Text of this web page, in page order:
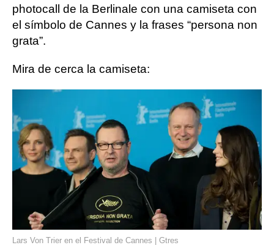
photocall de la Berlinale con una camiseta con
el símbolo de Cannes y la frases “persona non
grata”.
Mira de cerca la camiseta:
Lars Von Trier en el Festival de Cannes | Gtres